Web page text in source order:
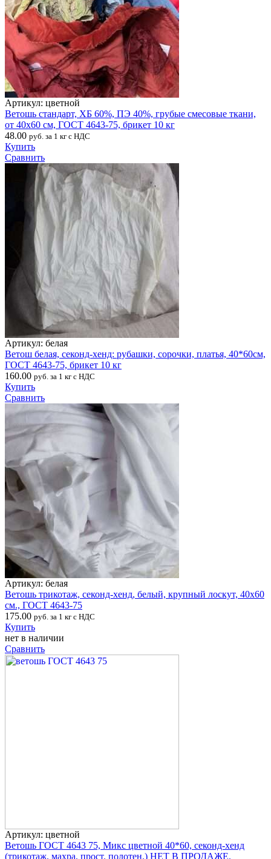
Артикул: цветной
Ветошь стандарт, ХБ 60%, ПЭ 40%, грубые смесовые ткани,
от 40х60 см, ГОСТ 4643-75, брикет 10 кг
48.00 руб. за 1 кг с НДС
Купить
Сравнить
Артикул: белая
Ветош белая, секонд-хенд: рубашки, сорочки, платья, 40*60см,
ГОСТ 4643-75, брикет 10 кг
160.00 руб. за 1 кг с НДС
Купить
Сравнить
Артикул: белая
Ветошь трикотаж, секонд-хенд, белый, крупный лоскут, 40х60
см., ГОСТ 4643-75
175.00 руб. за 1 кг с НДС
Купить
нет в наличии
Сравнить
Артикул: цветной
Ветошь ГОСТ 4643 75, Микс цветной 40*60, секонд-хенд
(трикотаж, махра, прост. полотен.) НЕТ В ПРОДАЖЕ.